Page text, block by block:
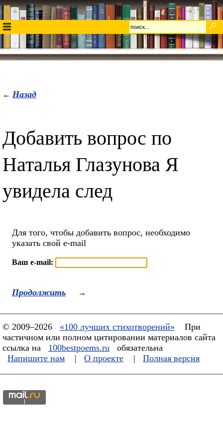
← Назад
Добавить вопрос по
Наталья Глазунова Я
увидела след
Для того, чтобы добавить вопрос, необходимо
указать свой e-mail
Ваш e-mail:
Продолжить →
© 2009–2026 «100 лучших стихотворений»
При
частичном или полном цитировании материалов сайта
ссылка на
100bestpoems.ru
обязательна
Напишите нам
| О проекте | Полная версия